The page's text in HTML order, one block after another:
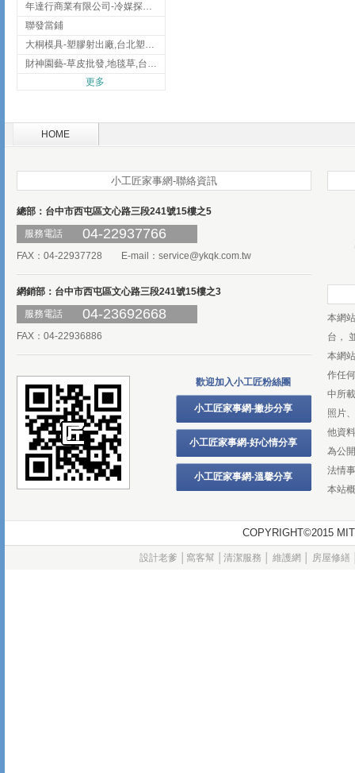
年達行商業有限公司-冷媒探漏儀,壓力錶組,真空泵浦,台北冷凍空調材料
聯發當鋪
大桐模具-塑膠射出廠,台北塑膠射出廠
財神園藝-草皮批發,地毯草,台北草,彰化地毯草,彰化台北草
更多
HOME
小工匠家事網-聯絡資訊
總部：台中市西屯區文心路三段241號15樓之5
服務電話
04-22937766
FAX：04-22937728 E-mail： service@ykqk.com.tw
網銷部：台中市西屯區文心路三段241號15樓之3
服務電話
04-23692668
FAX：04-22936886
歡迎加入小工匠粉絲團
小工匠家事網-撇步分享
小工匠家事網-好心情分享
小工匠家事網-溫馨分享
本網
台，
本網
作任
中所
照片
他資
為公
法情
本站
COPYRIGHT©2015
設計老爹 窩客幫 清潔服務 維護網 房屋修繕